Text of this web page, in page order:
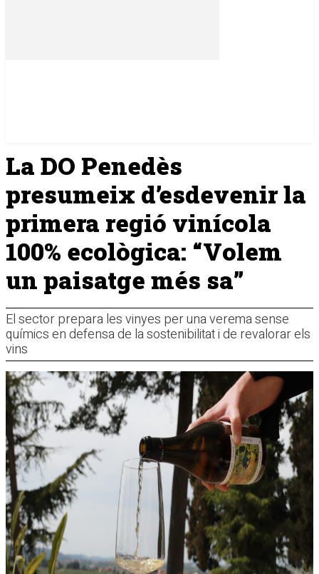
La DO Penedès
presumeix d’esdevenir la
primera regió vinícola
100% ecològica: “Volem
un paisatge més sa”
El sector prepara les vinyes per una verema sense
químics en defensa de la sostenibilitat i de revalorar els
vins